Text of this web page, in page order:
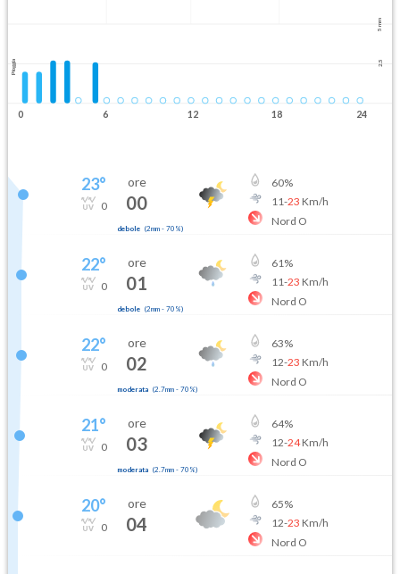
5 mm
2.5
Pioggia
0 6 12 18 24
23°
0
ore
00
debole (2mm- 70 %)
60%
11-23 Km/h
Nord O
22°
0
ore
01
debole (2mm- 70 %)
61%
11-23 Km/h
Nord O
22°
0
ore
02
moderata (2.7mm- 70 %)
63%
12-23 Km/h
Nord O
21°
0
ore
03
moderata (2.7mm- 70 %)
64%
12-24Km/h
Nord O
20°
0
ore
04
65%
12-23 Km/h
Nord O